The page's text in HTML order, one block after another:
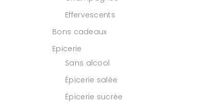
Effervescents
Bons cadeaux
Epicerie
Sans alcool
Épicerie salée
Épicerie sucrée